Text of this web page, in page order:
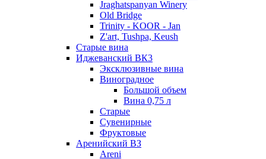
Jraghatspanyan Winery
Old Bridge
Trinity - KOOR - Jan
Z'art, Tushpa, Keush
Старые вина
Иджеванский ВК3
Эксклюзивные вина
Виноградное
Большой объем
Вина 0,75 л
Старые
Сувенирные
Фруктовые
Аренийский ВЗ
Areni